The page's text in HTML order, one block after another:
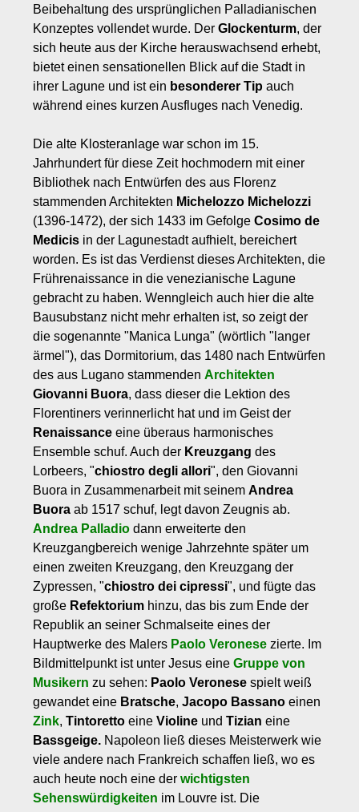
Beibehaltung des ursprünglichen Palladianischen
Konzeptes vollendet wurde. Der Glockenturm, der
sich heute aus der Kirche herauswachsend erhebt,
bietet einen sensationellen Blick auf die Stadt in
ihrer Lagune und ist ein besonderer Tip auch
während eines kurzen Ausfluges nach Venedig.
Die alte Klosteranlage war schon im 15.
Jahrhundert für diese Zeit hochmodern mit einer
Bibliothek nach Entwürfen des aus Florenz
stammenden Architekten Michelozzo Michelozzi
(1396-1472), der sich 1433 im Gefolge Cosimo de
Medicis in der Lagunestadt aufhielt, bereichert
worden. Es ist das Verdienst dieses Architekten, die
Frührenaissance in die venezianische Lagune
gebracht zu haben. Wenngleich auch hier die alte
Bausubstanz nicht mehr erhalten ist, so zeigt der
die sogenannte "Manica Lunga" (wörtlich "langer
ärmel"), das Dormitorium, das 1480 nach Entwürfen
des aus Lugano stammenden Architekten
Giovanni Buora, dass dieser die Lektion des
Florentiners verinnerlicht hat und im Geist der
Renaissance eine überaus harmonisches
Ensemble schuf. Auch der Kreuzgang des
Lorbeers, "chiostro degli allori", den Giovanni
Buora in Zusammenarbeit mit seinem Andrea
Buora ab 1517 schuf, legt davon Zeugnis ab.
Andrea Palladio dann erweiterte den
Kreuzgangbereich wenige Jahrzehnte später um
einen zweiten Kreuzgang, den Kreuzgang der
Zypressen, "chiostro dei cipressi", und fügte das
große Refektorium hinzu, das bis zum Ende der
Republik an seiner Schmalseite eines der
Hauptwerke des Malers Paolo Veronese zierte. Im
Bildmittelpunkt ist unter Jesus eine Gruppe von
Musikern zu sehen: Paolo Veronese spielt weiß
gewandet eine Bratsche, Jacopo Bassano einen
Zink, Tintoretto eine Violine und Tizian eine
Bassgeige. Napoleon ließ dieses Meisterwerk wie
viele andere nach Frankreich schaffen ließ, wo es
auch heute noch eine der wichtigsten
Sehenswürdigkeiten im Louvre ist. Die